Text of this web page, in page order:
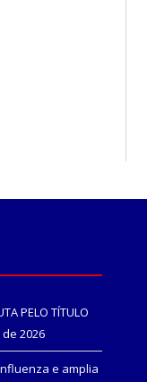
PELO TÍTULO
2026
e amplia